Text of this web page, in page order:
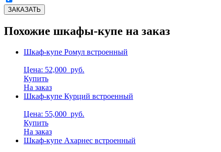
Похожие шкафы-купе на заказ
Шкаф-купе Ромул встроенный
Цена: 52,000 руб.
Купить
На заказ
Шкаф-купе Курций встроенный
Цена: 55,000 руб.
Купить
На заказ
Шкаф-купе Ахарнес встроенный